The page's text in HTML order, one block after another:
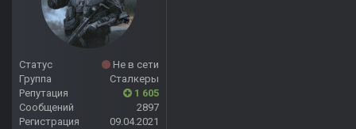
Статус
Не в сети
Группа
Сталкеры
Репутация
1 605
Сообщений
2897
Регистрация
09.04.2021